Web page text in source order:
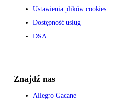
Ustawienia plików cookies
Dostępność usług
DSA
Znajdź nas
Allegro Gadane